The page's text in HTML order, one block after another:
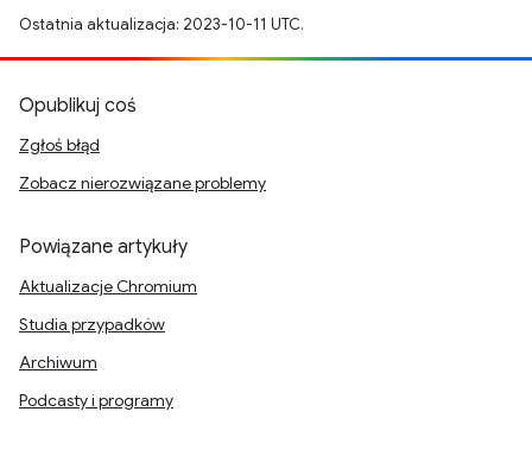
Ostatnia aktualizacja: 2023-10-11 UTC.
Opublikuj coś
Zgłoś błąd
Zobacz nierozwiązane problemy
Powiązane artykuły
Aktualizacje Chromium
Studia przypadków
Archiwum
Podcasty i programy